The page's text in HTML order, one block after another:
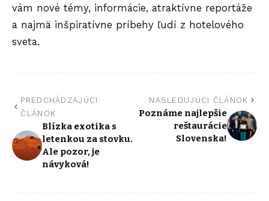
vám nové témy, informácie, atraktívne reportáže
a najmä inšpiratívne príbehy ľudí z hotelového
sveta.
PREDCHÁDZAJÚCI
ČLÁNOK
Blízka exotika s
letenkou za stovku.
Ale pozor, je
návyková!
NASLEDUJÚCI ČLÁNOK
Poznáme najlepšie
reštaurácie
Slovenska!